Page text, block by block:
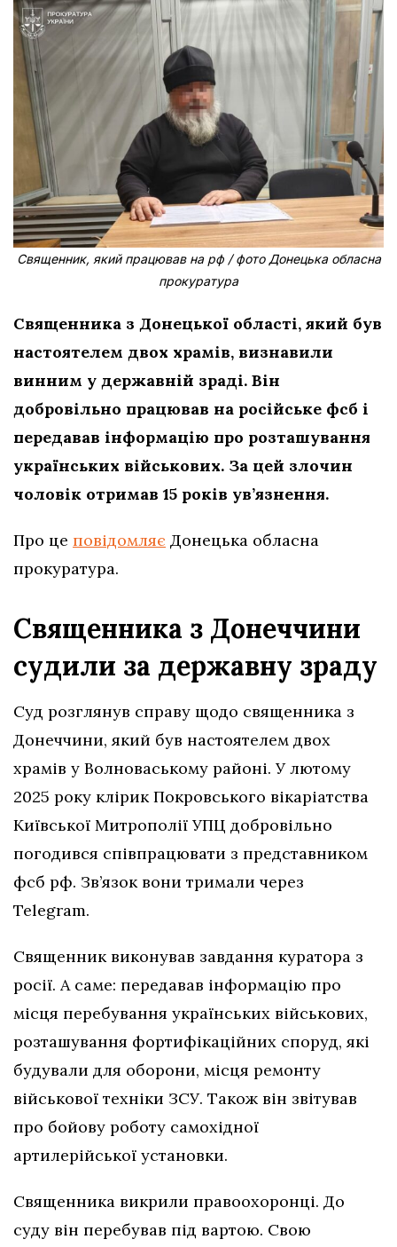
Священник, який працював на рф / фото Донецька обласна
прокуратура
Священника з Донецької області, який був
настоятелем двох храмів, визнавили
винним у державній зраді. Він
добровільно працював на російське фсб і
передавав інформацію про розташування
українських військових. За цей злочин
чоловік отримав 15 років ув’язнення.
Про це повідомляє Донецька обласна
прокуратура.
Священника з Донеччини
судили за державну зраду
Суд розглянув справу щодо священника з
Донеччини, який був настоятелем двох
храмів у Волноваському районі. У лютому
2025 року клірик Покровського вікаріатства
Київської Митрополії УПЦ добровільно
погодився співпрацювати з представником
фсб рф. Зв’язок вони тримали через
Telegram.
Священник виконував завдання куратора з
росії. А саме: передавав інформацію про
місця перебування українських військових,
розташування фортифікаційних споруд, які
будували для оборони, місця ремонту
військової техніки ЗСУ. Також він звітував
про бойову роботу самохідної
артилерійської установки.
Священника викрили правоохоронці. До
суду він перебував під вартою. Свою